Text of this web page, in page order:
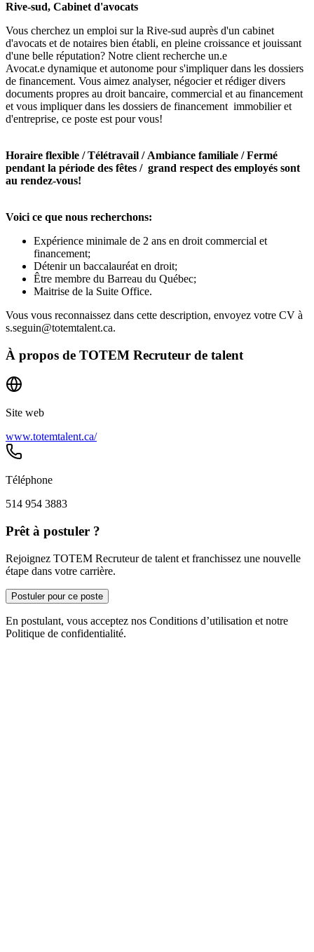
Rive-sud, Cabinet d'avocats
Vous cherchez un emploi sur la Rive-sud auprès d'un cabinet
d'avocats et de notaires bien établi, en pleine croissance et jouissant
d'une belle réputation? Notre client recherche un.e
Avocat.e dynamique et autonome pour s'impliquer dans les dossiers
de financement. Vous aimez analyser, négocier et rédiger divers
documents propres au droit bancaire, commercial et au financement
et vous impliquer dans les dossiers de financement immobilier et
d'entreprise, ce poste est pour vous!
Horaire flexible / Télétravail / Ambiance familiale / Fermé
pendant la période des fêtes / grand respect des employés sont
au rendez-vous!
Voici ce que nous recherchons:
Expérience minimale de 2 ans en droit commercial et
financement;
Détenir un baccalauréat en droit;
Être membre du Barreau du Québec;
Maitrise de la Suite Office.
Vous vous reconnaissez dans cette description, envoyez votre CV à
s.seguin@totemtalent.ca.
À propos de TOTEM Recruteur de talent
Site web
www.totemtalent.ca/
Téléphone
514 954 3883
Prêt à postuler ?
Rejoignez TOTEM Recruteur de talent et franchissez une nouvelle
étape dans votre carrière.
Postuler pour ce poste
En postulant, vous acceptez nos Conditions d’utilisation et notre
Politique de confidentialité.